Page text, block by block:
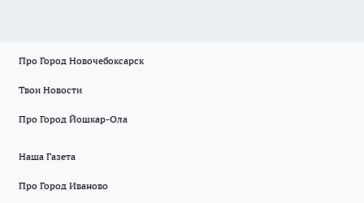
Про Город Новочебоксарск
Твои Новости
Про Город Йошкар-Ола
Наша Газета
Про Город Иваново